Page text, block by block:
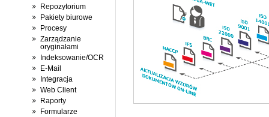
Repozytorium
Pakiety biurowe
Procesy
Zarządzanie
oryginałami
Indeksowanie/OCR
E-Mail
Integracja
Web Client
Raporty
Formularze